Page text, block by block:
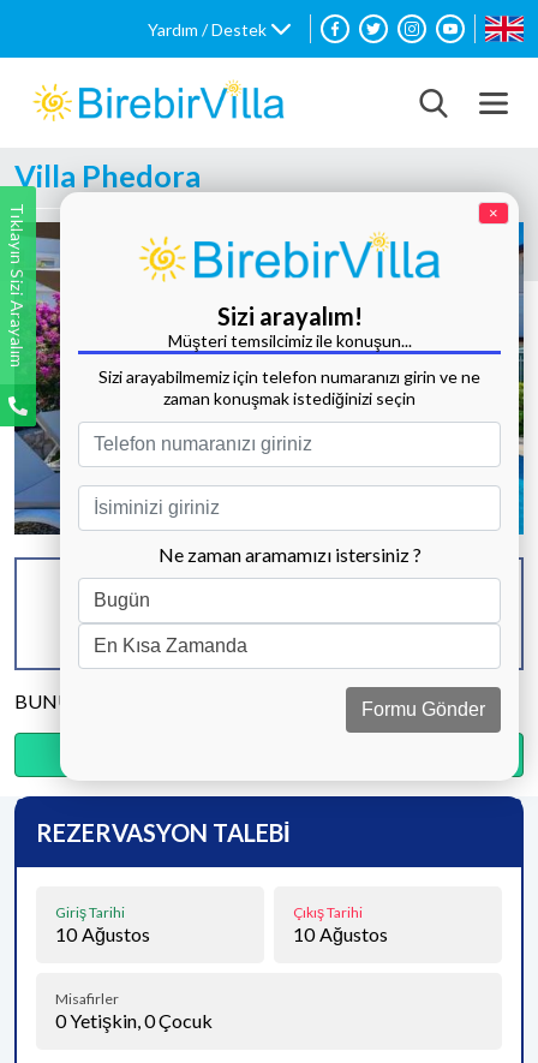
Yardım / Destek
Villa Phedora
Tüm Fotoğrafları Göster
KAPASİTE
8 KİŞİ
BANYO & WC
3 ADET
YATAK ODASI
BUNU PAYLAŞ
REZERVASYON TALEBİ
Giriş Tarihi
10 Ağustos
Çıkış Tarihi
10 Ağustos
Misafirler
0Yetişkin,0Çocuk
Tıklayın Sizi Arayalım ×
Sizi arayalım!
Müşteri temsilcimiz ile konuşun...
Sizi arayabilmemiz için telefon numaranızı girin ve ne
zaman konuşmak istediğinizi seçin
Ne zaman aramamızı istersiniz ?
Formu Gönder